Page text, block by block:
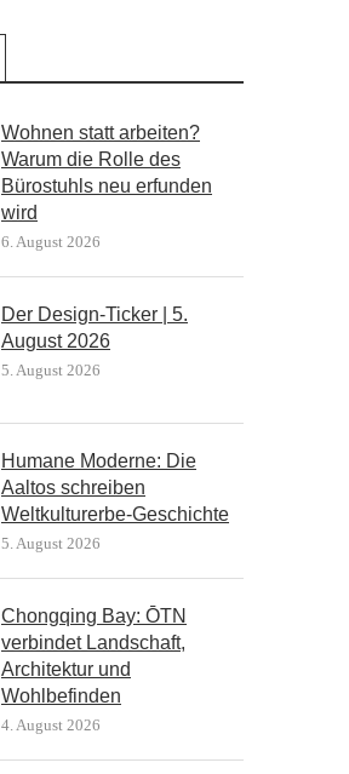
Wohnen statt arbeiten?
Warum die Rolle des
Bürostuhls neu erfunden
wird
6. August 2026
Der Design-Ticker | 5.
August 2026
5. August 2026
Humane Moderne: Die
Aaltos schreiben
Weltkulturerbe-Geschichte
5. August 2026
Chongqing Bay: ŌTN
verbindet Landschaft,
Architektur und
Wohlbefinden
4. August 2026